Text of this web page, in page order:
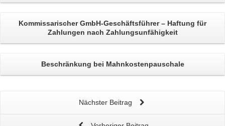
KommissarischerGmbH-Geschäftsführer– Haftung für
Zahlungen nach Zahlungsunfähigkeit
Beschränkung bei Mahnkostenpauschale
Nächster Beitrag